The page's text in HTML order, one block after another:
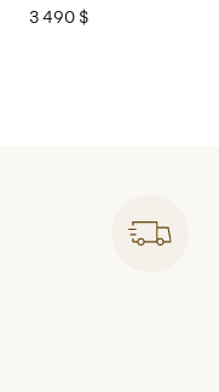
3 490 $